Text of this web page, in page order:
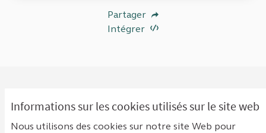
Informations sur les cookies utilisés sur le site web
Nous utilisons des cookies sur notre site Web pour
Partager
Intégrer
0 COMMENTAIRE